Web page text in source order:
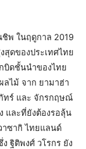
พ ในฤดูกาล 2019
ดของประเทศไทย
บิดชั้นนำของไทย
ลไม้ จาก ยามาฮ่า
ทร์ และ จักรกฤษณ์
และที่ยังต้องรอลุ้น
าซากิ ไทยแลนด์
ฐิติพงศ์ วโรกร ยัง